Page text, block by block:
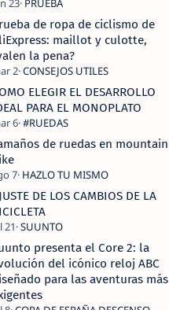
de ropa de ciclismo de
maillot y culotte,
la pena?
ELEGIR EL DESARROLLO
PARA EL MONOPLATO
de ruedas en mountain
DE LOS CAMBIOS DE LA
presenta el Core 2: la
del icónico reloj ABC
para las aventuras más